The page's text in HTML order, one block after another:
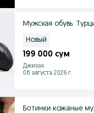
Мужская обувь.
Новый
199 000 сум
Джизак
08 августа 2026 г.
Ботинки кожаные